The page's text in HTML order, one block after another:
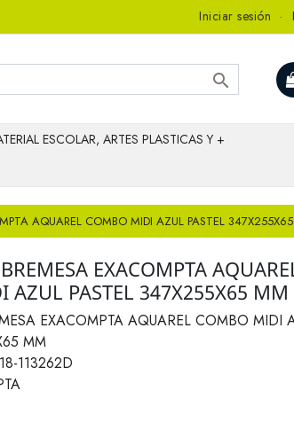
Iniciar sesión ·

ESCOLAR, ARTES PLASTICAS Y +
AQUAREL COMBO MIDI AZUL PASTEL
EXACOMPTA
AZUL PASTEL 347X255X65 MM
EXACOMPTA AQUAREL COMBO MIDI
MM
113262D